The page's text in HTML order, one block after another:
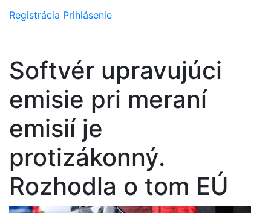
Registrácia Prihlásenie
Softvér upravujúci
emisie pri meraní
emisií je
protizákonný.
Rozhodla o tom EÚ